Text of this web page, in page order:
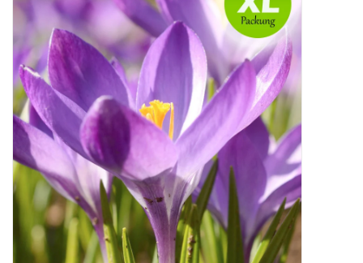
Angebote
Bodenverbesserung
SONSTIGE PRODUKTE
Beratung
Unser Garten!
Starke Zwiebel Tage